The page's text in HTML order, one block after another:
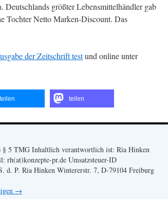
größter Lebensmittelhändler gab
Tochter Netto Marken-Discount. Das
der Zeitschrift testund online unter
teilen teilen
§ 5 TMG Inhaltlich verantwortlich ist: Ria Hinken
rh(at)konzepte-pr.de Umsatzsteuer-ID
d. P. Ria Hinken Wintererstr. 7, D-79104 Freiburg
→